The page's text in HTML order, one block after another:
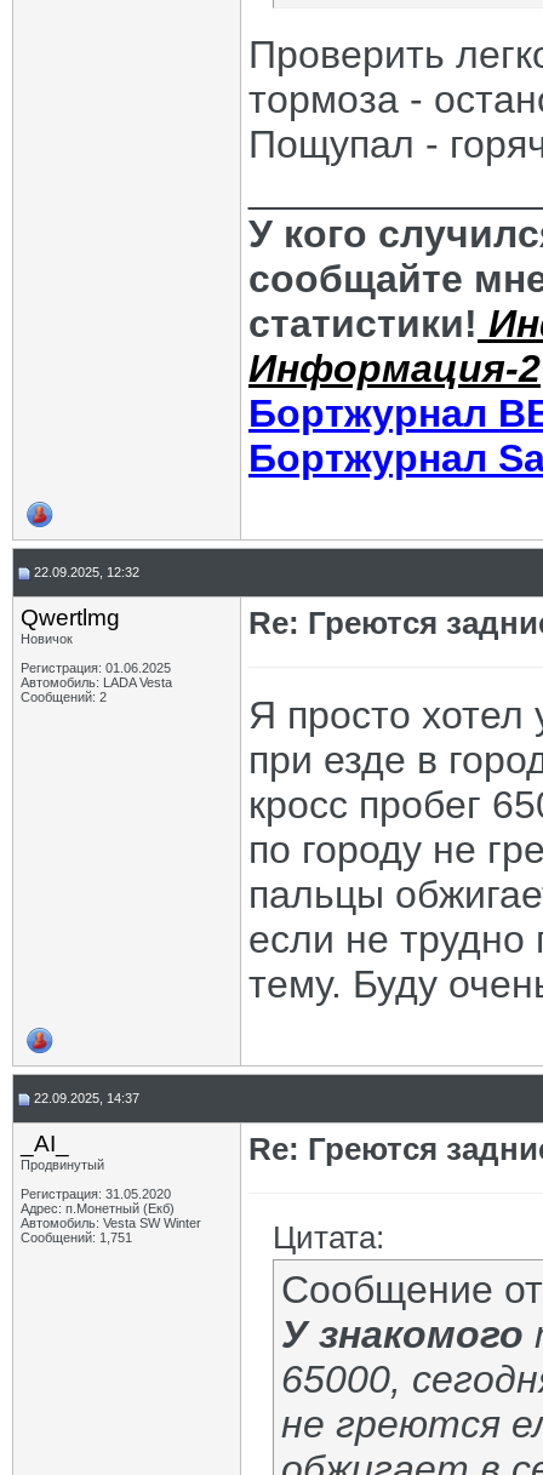
Проверить
тормоза -
Пощупал -
У кого
сообщайте
статистики!
Информация-2
Бортжурнал
Бортжурнал
22.09.2025, 12:32
Qwertlmg
Новичок
Регистрация: 01.06.2025
Автомобиль: LADA Vesta
Сообщений: 2
Re: Греются
Я просто хотел
при езде в
кросс пробег
по городу не
пальцы
если не трудно
тему. Буду
22.09.2025, 14:37
_AI_
Продвинутый
Регистрация: 31.05.2020
Адрес: п.Монетный (Екб)
Автомобиль: Vesta SW Winter
Сообщений: 1,751
Re: Греются
Цитата:
Сообщение
У знакомого
65000,
не греются